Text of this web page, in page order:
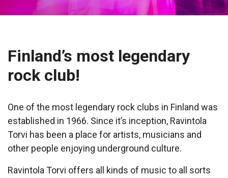
Finland’s most legendary
rock club!
One of the most legendary rock clubs in Finland was
established in 1966. Since it’s inception, Ravintola
Torvi has been a place for artists, musicians and
other people enjoying underground culture.
Ravintola Torvi offers all kinds of music to all sorts